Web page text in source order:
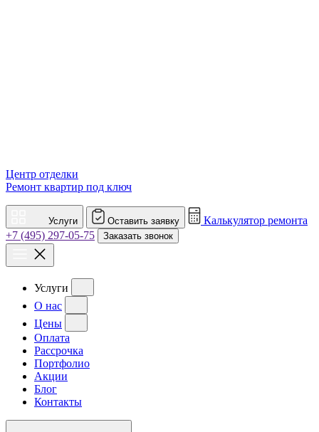
Центр отделки
Ремонт квартир под ключ
Услуги Оставить заявку
Калькулятор ремонта
+7 (495) 297-05-75
Заказать звонок
Услуги
О нас
Цены
Оплата
Рассрочка
Портфолио
Акции
Блог
Контакты